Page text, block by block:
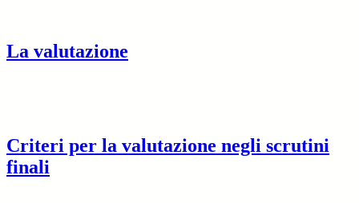
La valutazione
Criteri per la valutazione negli scrutini
finali